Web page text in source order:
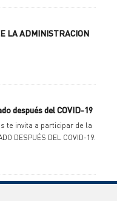
LA ADMINISTRACION
después del COVID-19
te invita a participar de la
DESPUÉS DEL COVID-19.